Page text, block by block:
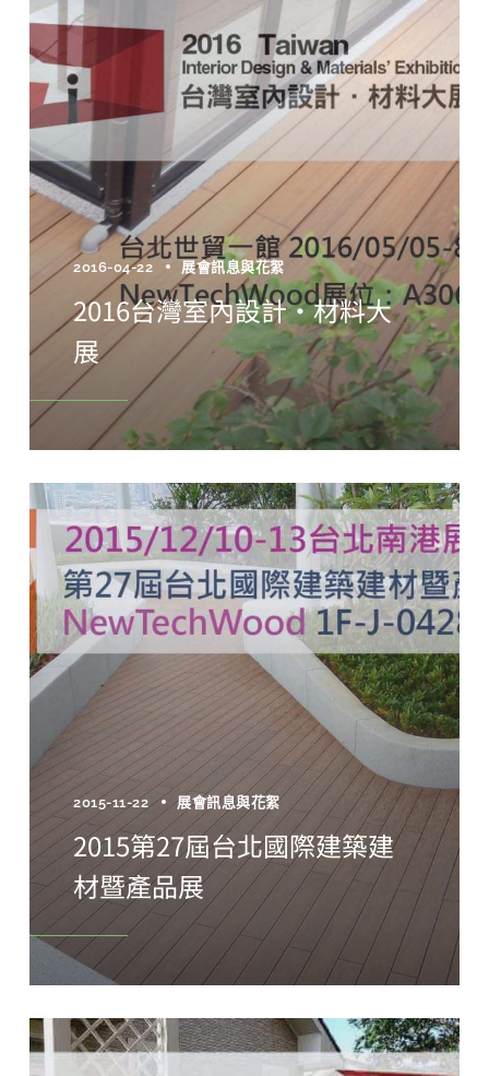
2016-04-22 展會訊息與花絮
2016台灣室內設計‧材料大
展
2015-11-22 展會訊息與花絮
2015第27屆台北國際建築建
材暨產品展